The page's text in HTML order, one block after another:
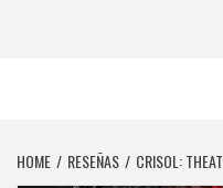
HOME RESEÑAS CRISOL: